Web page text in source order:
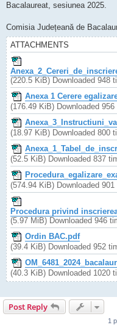
Bacalaureat, sesiunea 2025.
Comisia Județeană de
ATTACHMENTS
(220.5 KiB) Downloaded 948
Anexa 1 Cerere
(176.49 KiB) Downloaded 956
(18.97 KiB) Downloaded 800
(52.5 KiB) Downloaded 837
(574.94 KiB) Downloaded 901
Procedura privind
(5.97 MiB) Downloaded 946
Ordin BAC.pdf
(39.4 KiB) Downloaded 952
(40.3 KiB) Downloaded 1020
Post Reply
1